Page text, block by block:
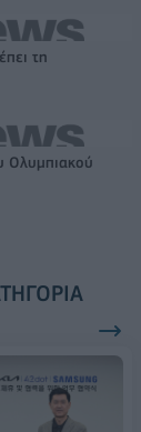
τη
Ολυμπιακού